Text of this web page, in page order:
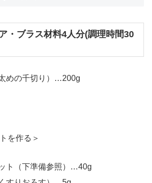
・ブラス材料4人分(調理時間30
めの千切り）…200g
を作る＞
ト（下準備参照）…40g